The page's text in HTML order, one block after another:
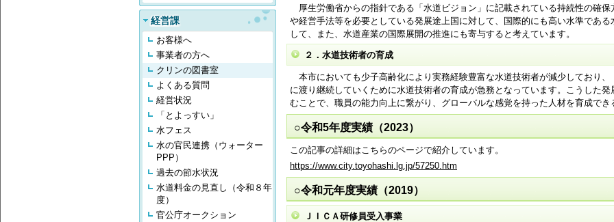
経営課
お客様へ
事業者の方へ
クリンの図書室
よくある質問
経営状況
「とよっすい」
水フェス
水の官民連携（ウォーター
PPP）
過去の節水状況
水道料金の見直し（令和８年
度）
官公庁オークション
厚生労働省からの指針である「水道ビジョン」に記載されている持続性の確
や経営手法等を必要としている発展途上国に対して、国際的にも高い水準であ
して、また、水道産業の国際展開の推進にも寄与すると考えています。
２．水道技術者の育成
本市においても少子高齢化により実務経験豊富な水道技術者が減少しており
に渡り継続していくために水道技術者の育成が急務となっています。こうした
むことで、職員の能力向上に繋がり、グローバルな感覚を持った人材を育成で
○令和5年度実績（2023）
この記事の詳細はこちらのページで紹介しています。
https://www.city.toyohashi.lg.jp/57250.htm
○令和元年度実績（2019）
ＪＩＣＡ研修員受入事業